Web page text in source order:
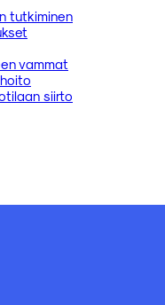
PALAUTE
KIRJAUDU
tutkiminen
vammat
siirto